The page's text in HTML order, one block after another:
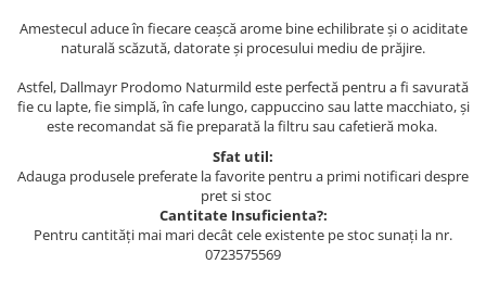
Amestecul aduce în fiecare ceașcă arome bine echilibrate și o aciditate
naturală scăzută, datorate și procesului mediu de prăjire.
Astfel, Dallmayr Prodomo Naturmild este perfectă pentru a fi savurată
fie cu lapte, fie simplă, în cafe lungo, cappuccino sau latte macchiato, și
este recomandat să fie preparată la filtru sau cafetieră moka.
Sfat util:
Adauga produsele preferate la favorite pentru a primi notificari despre
pret si stoc
Cantitate Insuficienta?:
Pentru cantități mai mari decât cele existente pe stoc sunați la nr.
0723575569